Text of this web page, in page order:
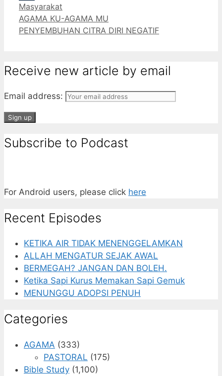
Tumblr
Categories
Masyarakat
AGAMA KU-AGAMA MU
PENYEMBUHAN CITRA DIRI NEGATIF
Receive new article by email
Email address:
Subscribe to Podcast
For Android users, please click here
Recent Episodes
KETIKA AIR TIDAK MENENGGELAMKAN
ALLAH MENGATUR SEJAK AWAL
BERMEGAH? JANGAN DAN BOLEH.
Ketika Sapi Kurus Memakan Sapi Gemuk
MENUNGGU ADOPSI PENUH
Categories
AGAMA (333)
PASTORAL (175)
Bible Study (1,100)